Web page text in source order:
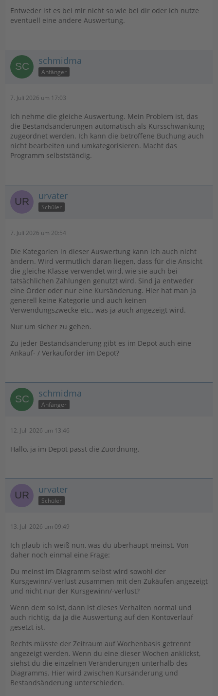
Entweder ist es bei mir nicht so wie bei dir oder ich nutze
eventuell eine andere Auswertung.
schmidma
Anfänger
7. Juli 2026 um 17:03
Ich nehme die gleiche Auswertung. Mein Problem ist, das
die Bestandsänderungen automatisch als Kursschwankung
zugeordnet werden. Ich kann die betroffene Buchung auch
nicht bearbeiten und umkategorisieren. Macht das
Programm selbstständig.
urvater
Schüler
7. Juli 2026 um 20:54
Die Kategorien in dieser Auswertung kann ich auch nicht
ändern. Wird vermutlich daran liegen, dass für die Ansicht
die gleiche Klasse verwendet wird, wie sie auch bei
tatsächlichen Zahlungen genutzt wird. Sind ja entweder
eine Order oder nur eine Kursänderung. Hier hat man ja
generell keine Kategorie und auch keinen
Verwendungszwecke etc., was ja auch angezeigt wird.
Nur um sicher zu gehen.
Zu jeder Bestandsänderung gibt es im Depot auch eine
Ankauf- / Verkauforder im Depot?
schmidma
Anfänger
12. Juli 2026 um 13:46
Hallo, ja im Depot passt die Zuordnung.
urvater
Schüler
13. Juli 2026 um 09:49
Ich glaub ich weiß nun, was du überhaupt meinst. Von
daher noch einmal eine Frage:
Du meinst im Diagramm selbst wird sowohl der
Kursgewinn/-verlust zusammen mit den Zukäufen angezeigt
und nicht nur der Kursgewinn/-verlust?
Wenn dem so ist, dann ist dieses Verhalten normal und
auch richtig, da ja die Auswertung auf den Kontoverlauf
gesetzt ist.
Rechts müsste der Zeitraum auf Wochenbasis getrennt
angezeigt werden. Wenn du eine dieser Wochen anklickst,
siehst du die einzelnen Veränderungen unterhalb des
Diagramms. Hier wird zwischen Kursänderung und
Bestandsänderung unterschieden.